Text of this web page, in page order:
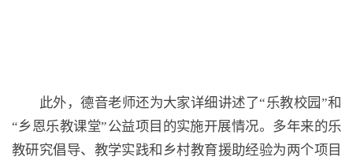
此外，德音老师还为大家详细讲述了“乐教校园”和
“乡恩乐教课堂”公益项目的实施开展情况。多年来的乐
教研究倡导、教学实践和乡村教育援助经验为两个项目